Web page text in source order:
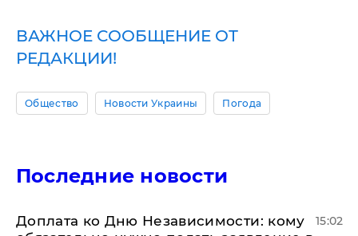
ВАЖНОЕ СООБЩЕНИЕ ОТ
РЕДАКЦИИ!
Общество Новости Украины Погода
Последние новости
Доплата ко Дню Независимости: кому
15:02